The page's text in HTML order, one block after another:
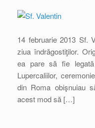
14 februarie 2013 Sf.
ziua îndrăgostiţilor.
ea pare să fie
Lupercaliilor,
din Roma obişnuiau
acest mod să […]